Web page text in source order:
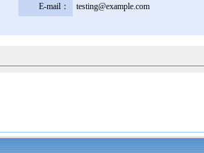
E-mail：
testing@example.com